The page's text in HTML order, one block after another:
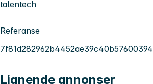
talentech
Referanse
7f81d282962b4452ae39c40b57600394
Lignende annonser